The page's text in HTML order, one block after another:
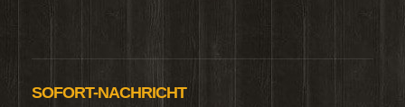
SOFORT-NACHRICHT